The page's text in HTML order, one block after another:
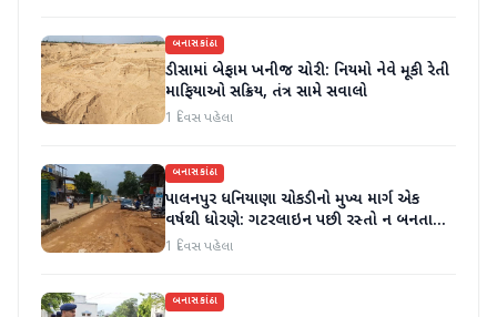
બનાસકાંઠા
ડીસામાં બેફામ ખનીજ ચોરી: નિયમો નેવે મૂકી રેતી
માફિયાઓ સક્રિય, તંત્ર સામે સવાલો
1 દિવસ પહેલા
બનાસકાંઠા
પાલનપુર ધનિયાણા ચોકડીનો મુખ્ય માર્ગ એક
વર્ષથી ધોરણે: ગટરલાઇન પછી રસ્તો ન બનતા
હાલાકી
1 દિવસ પહેલા
બનાસકાંઠા